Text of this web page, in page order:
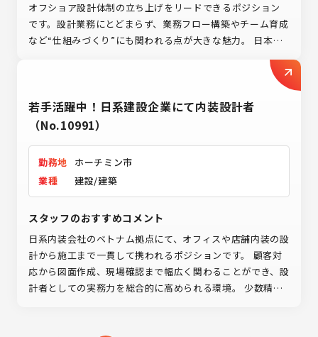
オフショア設計体制の立ち上げをリードできるポジション
です。設計業務にとどまらず、業務フロー構築やチーム育成
など“仕組みづくり”にも関われる点が大きな魅力。 日本で
培った設計経験を活かし、海外で組織づくり・事業づくり
若手活躍中！日系建設企業にて内装設計者
（No.10991）
勤務地
ホーチミン市
業種
建設/建築
スタッフのおすすめコメント
日系内装会社のベトナム拠点にて、オフィスや店舗内装の設
計から施工まで一貫して携われるポジションです。 顧客対
応から図面作成、現場確認まで幅広く関わることができ、設
計者としての実務力を総合的に高められる環境。 少数精鋭